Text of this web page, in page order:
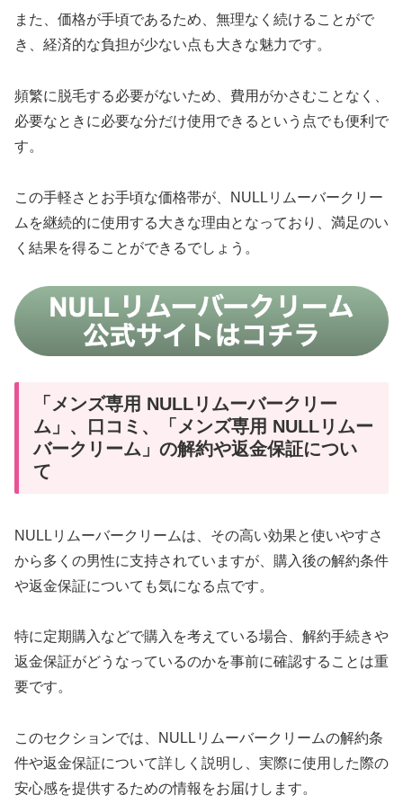
また、価格が手頃であるため、無理なく続けることがで
き、経済的な負担が少ない点も大きな魅力です。
頻繁に脱毛する必要がないため、費用がかさむことなく、
必要なときに必要な分だけ使用できるという点でも便利で
す。
この手軽さとお手頃な価格帯が、NULLリムーバークリー
ムを継続的に使用する大きな理由となっており、満足のい
く結果を得ることができるでしょう。
「メンズ専用 NULLリムーバークリー
ム」、口コミ、「メンズ専用 NULLリムー
バークリーム」の解約や返金保証につい
て
NULLリムーバークリームは、その高い効果と使いやすさ
から多くの男性に支持されていますが、購入後の解約条件
や返金保証についても気になる点です。
特に定期購入などで購入を考えている場合、解約手続きや
返金保証がどうなっているのかを事前に確認することは重
要です。
このセクションでは、NULLリムーバークリームの解約条
件や返金保証について詳しく説明し、実際に使用した際の
安心感を提供するための情報をお届けします。